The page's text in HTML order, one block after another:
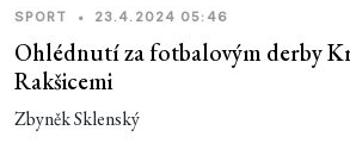
SPORT • 23.4.2024 05:46
Ohlédnutí za fotbalovým derby
Rakšicemi
Zbyněk Sklenský